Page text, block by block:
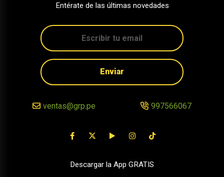
Entérate de las últimas novedades
Enviar
ventas@grp.pe 997566067
Descargar la App GRATIS